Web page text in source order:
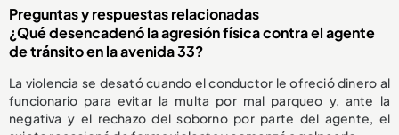
Preguntas y respuestas relacionadas
¿Qué desencadenó la agresión física contra el agente
de tránsito en la avenida 33?
La violencia se desató cuando el conductor le ofreció dinero al
funcionario para evitar la multa por mal parqueo y, ante la
negativa y el rechazo del soborno por parte del agente, el